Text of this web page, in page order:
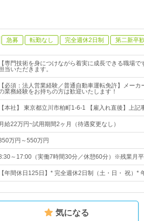
急募 転勤なし 完全週休2日制 第二新卒
【専門技術を身につけながら着実に成長できる職場
当いただきます。
【必須：法人営業経験／普通自動車運転免許】メー
業務経験をお持ちの方は歓迎いたします！
【本社】 東京都立川市柏町1-6-1 【雇入れ直後】上
月給22万円~試用期間2ヶ月（待遇変更なし）
万円～550万円
～17:00（実働7時間30分／休憩60分）※残業月平
【年間休日125日】* 完全週休2日制（土・日・ 祝）
気になる